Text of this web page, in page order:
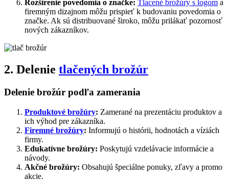
Rozšírenie povedomia o značke: Tlacené brožúry s logom a
firemným dizajnom môžu prispieť k budovaniu povedomia o
značke. Ak sú distribuované široko, môžu prilákať pozornosť
nových zákazníkov.
2. Delenie tlačených brožúr
Delenie brožúr podľa zamerania
Produktové brožúry: Zamerané na prezentáciu produktov a
ich výhod pre zákazníka.
Firemné brožúry: Informujú o histórii, hodnotách a víziách
firmy.
Edukatívne brožúry: Poskytujú vzdelávacie informácie a
návody.
Akčné brožúry: Obsahujú špeciálne ponuky, zľavy a promo
akcie.